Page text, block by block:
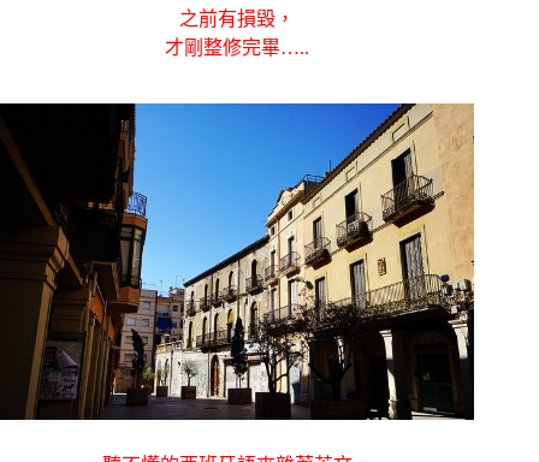
之前有損毀，
才剛整修完畢…..